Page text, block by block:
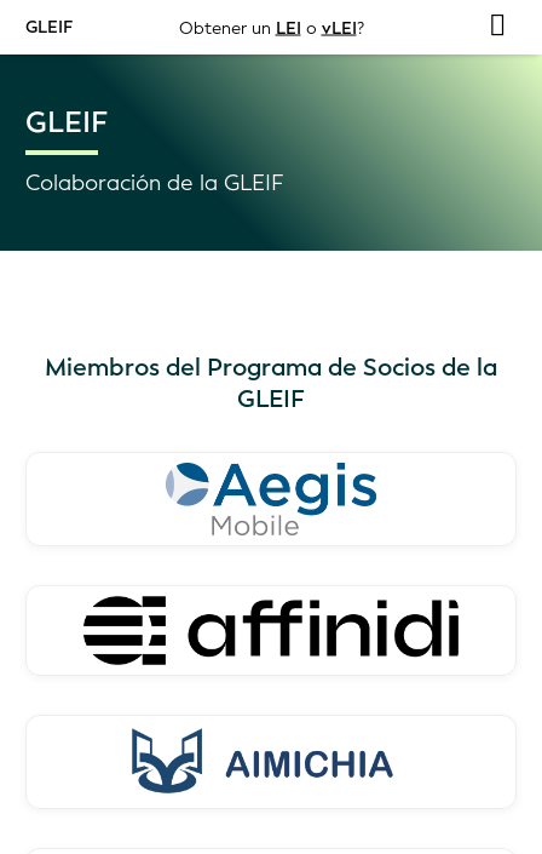
GLEIF Obtener un LEI o vLEI?
GLEIF
Colaboración de la GLEIF
Miembros del Programa de Socios de la
GLEIF